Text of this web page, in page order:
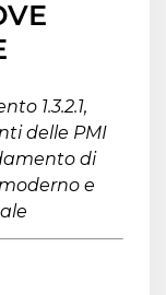
1.3.2.1,
delle PMI
di
e